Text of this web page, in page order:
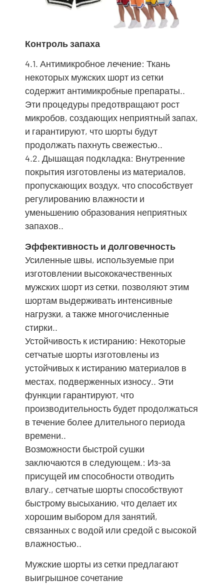
Контроль запаха
4.1. Антимикробное лечение: Ткань
некоторых мужских шорт из сетки
содержит антимикробные препараты..
Эти процедуры предотвращают рост
микробов, создающих неприятный запах,
и гарантируют, что шорты будут
продолжать пахнуть свежестью..
4.2. Дышащая подкладка: Внутренние
покрытия изготовлены из материалов,
пропускающих воздух, что способствует
регулированию влажности и
уменьшению образования неприятных
запахов..
Эффективность и долговечность
Усиленные швы, используемые при
изготовлении высококачественных
мужских шорт из сетки, позволяют этим
шортам выдерживать интенсивные
нагрузки, а также многочисленные
стирки..
Устойчивость к истиранию: Некоторые
сетчатые шорты изготовлены из
устойчивых к истиранию материалов в
местах, подверженных износу.. Эти
функции гарантируют, что
производительность будет продолжаться
в течение более длительного периода
времени..
Возможности быстрой сушки
заключаются в следующем.: Из-за
присущей им способности отводить
влагу., сетчатые шорты способствуют
быстрому высыханию, что делает их
хорошим выбором для занятий,
связанных с водой или средой с высокой
влажностью..
Мужские шорты из сетки предлагают
выигрышное сочетание